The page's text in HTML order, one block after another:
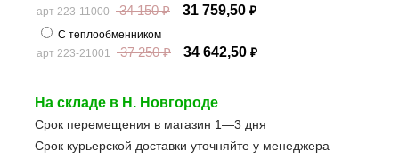
арт 223-11000 34 150₽ 31 759,50 ₽
С теплообменником
арт 223-21001
37 250₽ 34 642,50 ₽
На складе в Н. Новгороде
Срок перемещения в магазин 1—3 дня
Срок курьерской доставки уточняйте у менеджера